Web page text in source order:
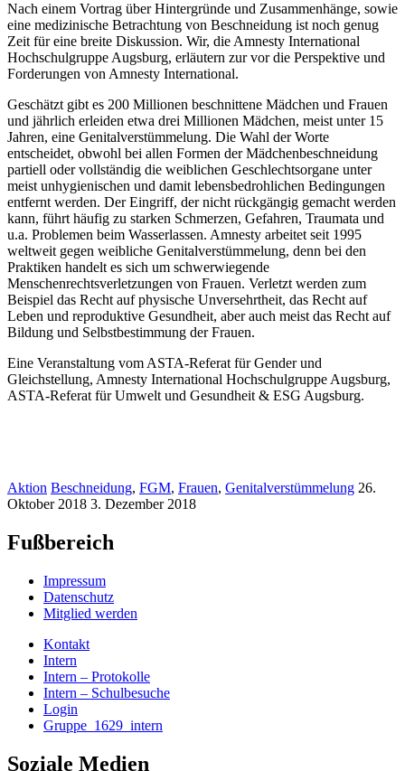
Nach einem Vortrag über Hintergründe und Zusammenhänge, sowie
eine medizinische Betrachtung von Beschneidung ist noch genug
Zeit für eine breite Diskussion. Wir, die Amnesty International
Hochschulgruppe Augsburg, erläutern zur vor die Perspektive und
Forderungen von Amnesty International.
Geschätzt gibt es 200 Millionen beschnittene Mädchen und Frauen
und jährlich erleiden etwa drei Millionen Mädchen, meist unter 15
Jahren, eine Genitalverstümmelung. Die Wahl der Worte
entscheidet, obwohl bei allen Formen der Mädchenbeschneidung
partiell oder vollständig die weiblichen Geschlechtsorgane unter
meist unhygienischen und damit lebensbedrohlichen Bedingungen
entfernt werden. Der Eingriff, der nicht rückgängig gemacht werden
kann, führt häufig zu starken Schmerzen, Gefahren, Traumata und
u.a. Problemen beim Wasserlassen. Amnesty arbeitet seit 1995
weltweit gegen weibliche Genitalverstümmelung, denn bei den
Praktiken handelt es sich um schwerwiegende
Menschenrechtsverletzungen von Frauen. Verletzt werden zum
Beispiel das Recht auf physische Unversehrtheit, das Recht auf
Leben und reproduktive Gesundheit, aber auch meist das Recht auf
Bildung und Selbstbestimmung der Frauen.
Eine Veranstaltung vom ASTA-Referat für Gender und
Gleichstellung, Amnesty International Hochschulgruppe Augsburg,
ASTA-Referat für Umwelt und Gesundheit & ESG Augsburg.
Aktion Beschneidung, FGM, Frauen, Genitalverstümmelung 26.
Oktober 2018 3. Dezember 2018
Fußbereich
Impressum
Datenschutz
Mitglied werden
Kontakt
Intern
Intern – Protokolle
Intern – Schulbesuche
Login
Gruppe_1629_intern
Soziale Medien